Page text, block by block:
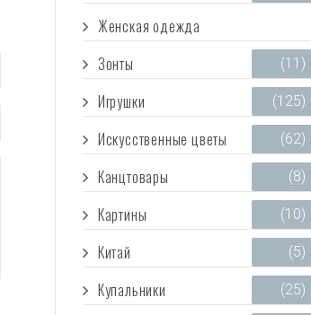
Женская одежда
Зонты (11)
Игрушки (125)
Искусственные цветы (62)
Канцтовары (8)
Картины (10)
Китай (5)
Купальники (25)